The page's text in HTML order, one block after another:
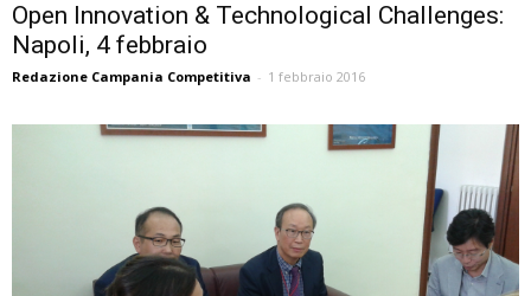
Open Innovation & Technological Challenges:
Napoli, 4 febbraio
Redazione Campania Competitiva - 1 febbraio 2016